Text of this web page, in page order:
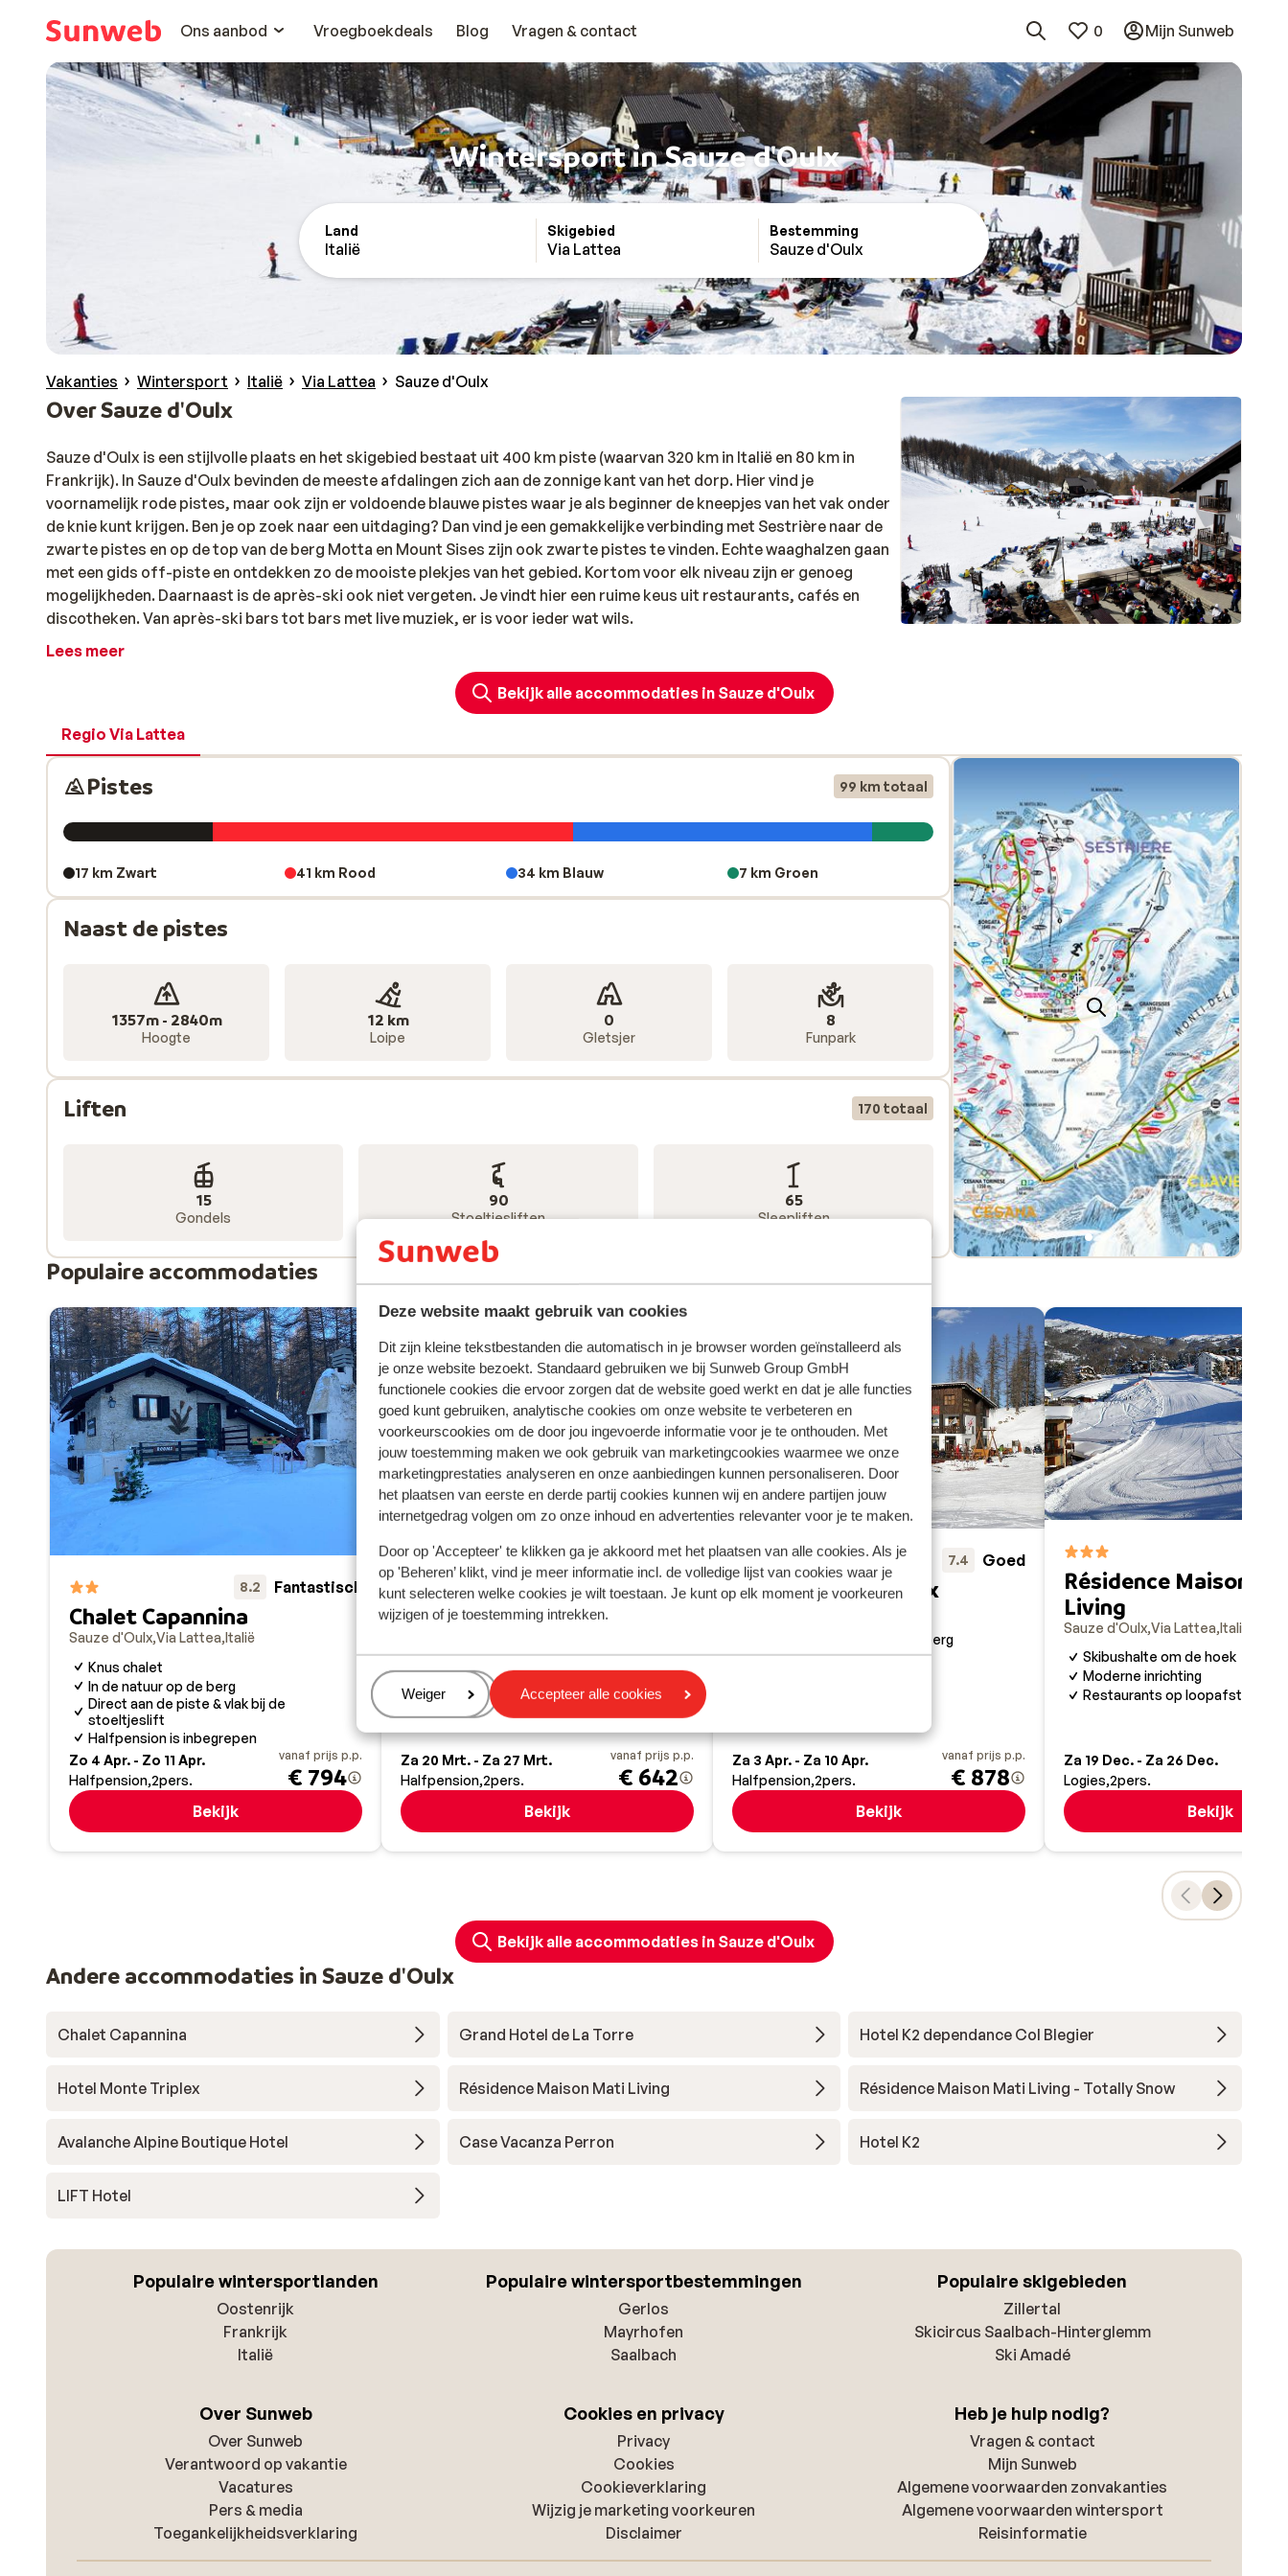
Deze website maakt gebruik van cookies
Dit zijn kleine tekstbestanden die automatisch in je browser worden geïnstalleerd als
je onze website bezoekt. Standaard gebruiken we bij Sunweb Group GmbH
functionele cookies die ervoor zorgen dat de website goed werkt en dat je alle functies
goed kunt gebruiken, analytische cookies om onze website te verbeteren en
voorkeurscookies om de door jou ingevoerde informatie voor je te onthouden. Met
jouw toestemming maken we ook gebruik van marketingcookies waarmee we onze
marketingprestaties analyseren en onze aanbiedingen kunnen personaliseren. Door
het plaatsen van eerste en derde partij cookies kunnen wij en andere partijen jouw
internetgedrag volgen om zo onze inhoud en advertenties relevanter voor je te maken.
Door op 'Accepteer' te klikken ga je akkoord met het plaatsen van alle cookies. Als je
op 'Beheren’ klikt, vind je meer informatie incl. de volledige lijst van cookies waar je
kunt selecteren welke cookies je wilt toestaan. Je kunt op elk moment je voorkeuren
wijzigen of je toestemming intrekken.
Beheren
Weiger Accepteer alle cookies
Ons aanbod
Vroegboekdeals Blog Vragen & contact 0 Mijn Sunweb
Wintersport in Sauze d'Oulx
Land
Italië
Skigebied
Via Lattea
Bestemming
Sauze d'Oulx
Vakanties Wintersport Italië Via Lattea Sauze d'Oulx
Over Sauze d'Oulx
Sauze d'Oulx is een stijlvolle plaats en het skigebied bestaat uit 400 km piste (waarvan 320 km in Italië en 80 km in
Frankrijk). In Sauze d'Oulx bevinden de meeste afdalingen zich aan de zonnige kant van het dorp. Hier vind je
voornamelijk rode pistes, maar ook zijn er voldoende blauwe pistes waar je als beginner de kneepjes van het vak onder
de knie kunt krijgen. Ben je op zoek naar een uitdaging? Dan vind je een gemakkelijke verbinding met Sestrière naar de
zwarte pistes en op de top van de berg Motta en Mount Sises zijn ook zwarte pistes te vinden. Echte waaghalzen gaan
met een gids off-piste en ontdekken zo de mooiste plekjes van het gebied. Kortom voor elk niveau zijn er genoeg
mogelijkheden. Daarnaast is de après-ski ook niet vergeten. Je vindt hier een ruime keus uit restaurants, cafés en
discotheken. Van après-ski bars tot bars met live muziek, er is voor ieder wat wils.
Lees meer
Bekijk alle accommodaties in Sauze d'Oulx
Regio Via Lattea
Pistes 99 km totaal
17 km Zwart 41 km Rood 34 km Blauw 7 km Groen
Naast de pistes
1357m - 2840m
Hoogte
12 km
Loipe
0
Gletsjer
8
Funpark
Liften 170 totaal
15
Gondels
90
Stoeltjesliften
65
Sleepliften
Populaire accommodaties
8.2 Fantastisch
Chalet Capannina
Sauze d'Oulx Via Lattea Italië
Knus chalet
In de natuur op de berg
Direct aan de piste & vlak bij de
stoeltjeslift
Halfpension is inbegrepen
Zo 4 Apr. - Zo 11 Apr.
Halfpension 2pers.
vanaf prijs p.p.
€ 794
Bekijk
8.2 Fantastisch
Hotel K2 dependance Col
Blegier
Omgeven door de Alpen
Op slechts 400 meter van de skipiste
Za 20 Mrt. - Za 27 Mrt.
Halfpension 2pers.
vanaf prijs p.p.
€ 642
Bekijk
7.4 Goed
Hotel Monte Triplex
Unieke ligging: bovenop de berg
Ski-in/ski-out
Za 3 Apr. - Za 10 Apr.
Halfpension 2pers.
vanaf prijs p.p.
€ 878
Bekijk
Résidence Maison
Living
Sauze d'Oulx Via Lattea Italië
Skibushalte om de hoek
Moderne inrichting
Restaurants op loopafstand
Za 19 Dec. - Za 26 Dec.
Logies 2pers.
Bekijk
Bekijk alle accommodaties in Sauze d'Oulx
Andere accommodaties in Sauze d'Oulx
Chalet Capannina Grand Hotel de La Torre Hotel K2 dependance Col Blegier
Hotel Monte Triplex Résidence Maison Mati Living Résidence Maison Mati Living - Totally Snow
Avalanche Alpine Boutique Hotel Case Vacanza Perron Hotel K2
LIFT Hotel
Populaire wintersportlanden
Oostenrijk
Frankrijk
Italië
Populaire wintersportbestemmingen
Gerlos
Mayrhofen
Saalbach
Populaire skigebieden
Zillertal
Skicircus Saalbach-Hinterglemm
Ski Amadé
Over Sunweb
Over Sunweb
Verantwoord op vakantie
Vacatures
Pers & media
Toegankelijkheidsverklaring
Cookies en privacy
Privacy
Cookies
Cookieverklaring
Wijzig je marketing voorkeuren
Disclaimer
Heb je hulp nodig?
Vragen & contact
Mijn Sunweb
Algemene voorwaarden zonvakanties
Algemene voorwaarden wintersport
Reisinformatie